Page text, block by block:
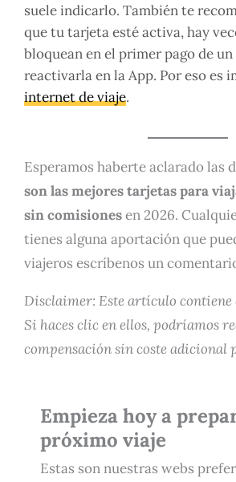
suele indicarlo. También te
que tu tarjeta esté activa, hay
bloquean en el primer pago de
reactivarla en la App. Por eso es
internet de viaje.
Esperamos haberte aclarado las
son las mejores tarjetas para
sin comisionesen 2026.
tienes alguna aportación que
viajeros escríbenos un
Disclaimer: Este artículo contiene
Si haces clic en ellos, podríamos
compensación sin coste adicional
Empieza hoy a
próximo viaje
Estas son nuestras webs